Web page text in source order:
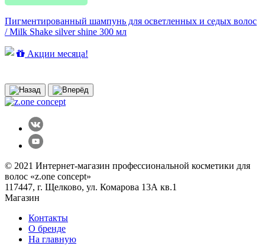
Пигментированный шампунь для осветленных и седых волос
/ Milk Shake silver shine 300 мл
Акции месяца!
© 2021 Интернет-магазин профессиональной косметики для
волос «z.one concept»
117447, г. Щелково, ул. Комарова 13А кв.1
Магазин
Контакты
О бренде
На главную